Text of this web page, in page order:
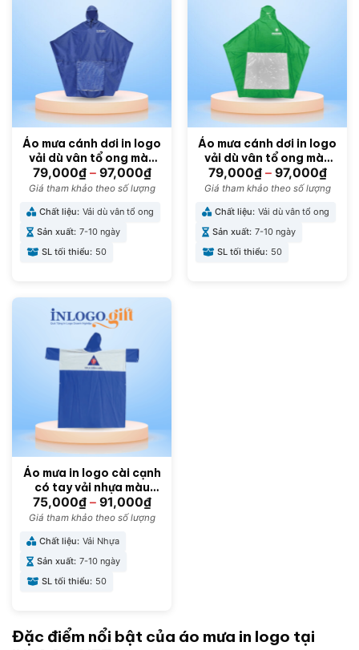
Áo mưa cánh dơi in logo
vải dù vân tổ ong màu
xanh dương
138cmx155cm AM-02
79,000₫– 97,000₫
Giá tham khảo theo số lượng
Chất liệu: Vải dù vân tổ ong
Sản xuất: 7-10 ngày
SL tối thiểu: 50
Áo mưa cánh dơi in logo
vải dù vân tổ ong màu
xanh lá 138cmx155cm
AM-04
79,000₫– 97,000₫
Giá tham khảo theo số lượng
Chất liệu: Vải dù vân tổ ong
Sản xuất: 7-10 ngày
SL tối thiểu: 50
Áo mưa in logo cài cạnh
có tay vải nhựa màu
xanh dương 1mx1m53
AM-05
75,000₫– 91,000₫
Giá tham khảo theo số lượng
Chất liệu: Vải Nhựa
Sản xuất: 7-10 ngày
SL tối thiểu: 50
Đặc điểm nổi bật của áo mưa in logo tại